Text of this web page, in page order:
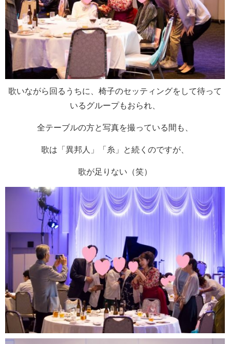
歌いながら回るうちに、椅子のセッティングをして待って
いるグループもおられ、
全テーブルの方と写真を撮っている間も、
歌は「異邦人」「糸」と続くのですが、
歌が足りない（笑）